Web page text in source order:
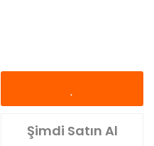
Şimdi Satın Al